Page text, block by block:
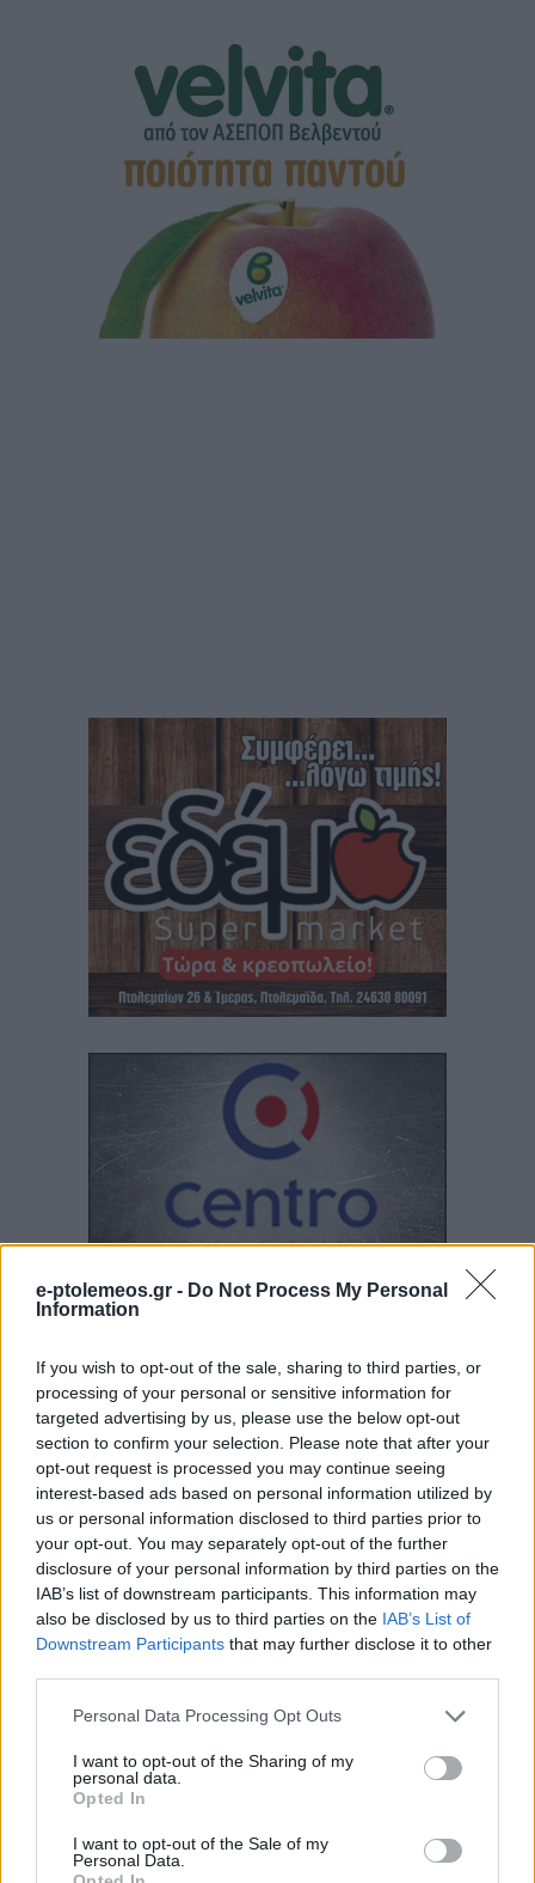
e-ptolemeos.gr - Do Not Process My Personal
Information
If you wish to opt-out of the sale, sharing to third parties, or
processing of your personal or sensitive information for
targeted advertising by us, please use the below opt-out
section to confirm your selection. Please note that after your
opt-out request is processed you may continue seeing
interest-based ads based on personal information utilized by
us or personal information disclosed to third parties prior to
your opt-out. You may separately opt-out of the further
disclosure of your personal information by third parties on the
IAB’s list of downstream participants. This information may
also be disclosed by us to third parties on the IAB’s List of
Downstream Participants that may further disclose it to other
Please note that this website/app uses one or more Google
not limited to your visit or usage behaviour. You may click to
grant or deny consent to Google and its third-party tags to
use your data for below specified purposes in below Google
consent section.
Personal Data Processing Opt Outs
I want to opt-out of the Sharing of my
personal data.
Opted In
I want to opt-out of the Sale of my
Personal Data.